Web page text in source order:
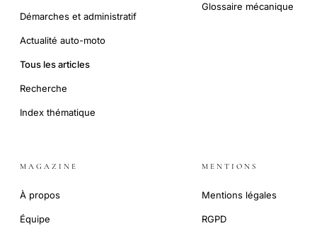
Démarches et administratif
Actualité auto-moto
Tous les articles
Recherche
Index thématique
Glossaire mécanique
MAGAZINE
À propos
Équipe
MENTIONS
Mentions légales
RGPD